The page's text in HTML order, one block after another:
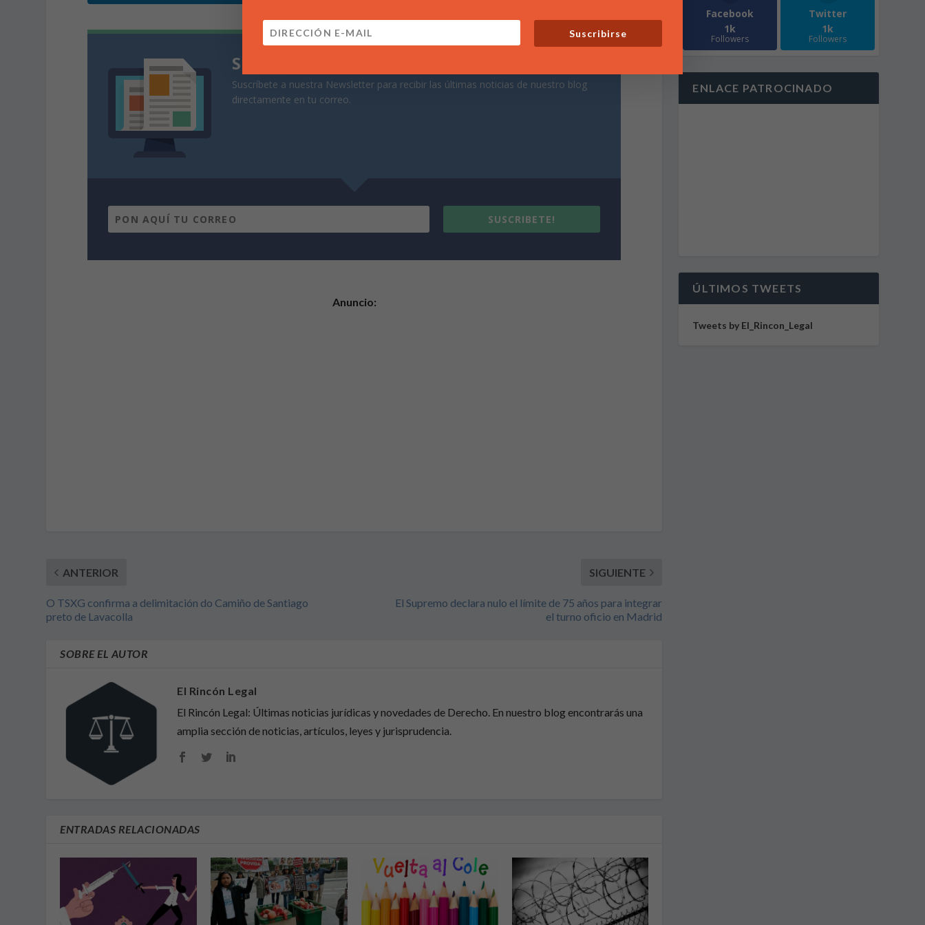
Suscríbete a nuestras noticias
Suscríbete a nuestra Newsletter para recibir las últimas noticias de nuestro blog
directamente en tu correo.
SUSCRIBETE!
Anuncio:
ANTERIOR
O TSXG confirma a delimitación do Camiño de Santiago
preto de Lavacolla
SIGUIENTE
El Supremo declara nulo el límite de 75 años para integrar
el turno oficio en Madrid
SOBRE EL AUTOR
El Rincón Legal
El Rincón Legal: Últimas noticias jurídicas y novedades de Derecho. En nuestro blog encontrarás una
amplia sección de noticias, artículos, leyes y jurisprudencia.
ENTRADAS RELACIONADAS
Facebook
1k
Followers
Twitter
1k
Followers
ENLACE PATROCINADO
ÚLTIMOS TWEETS
Tweets by El_Rincon_Legal
Suscribirse